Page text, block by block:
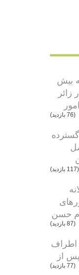
بیش
۵۰۰ هزار زائر
(76 بازدید)
(117 بازدید)
حسن
(87 بازدید)
اطراف
از
(77 بازدید)